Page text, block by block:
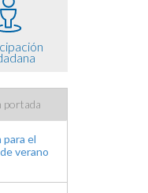
portada
para el
verano